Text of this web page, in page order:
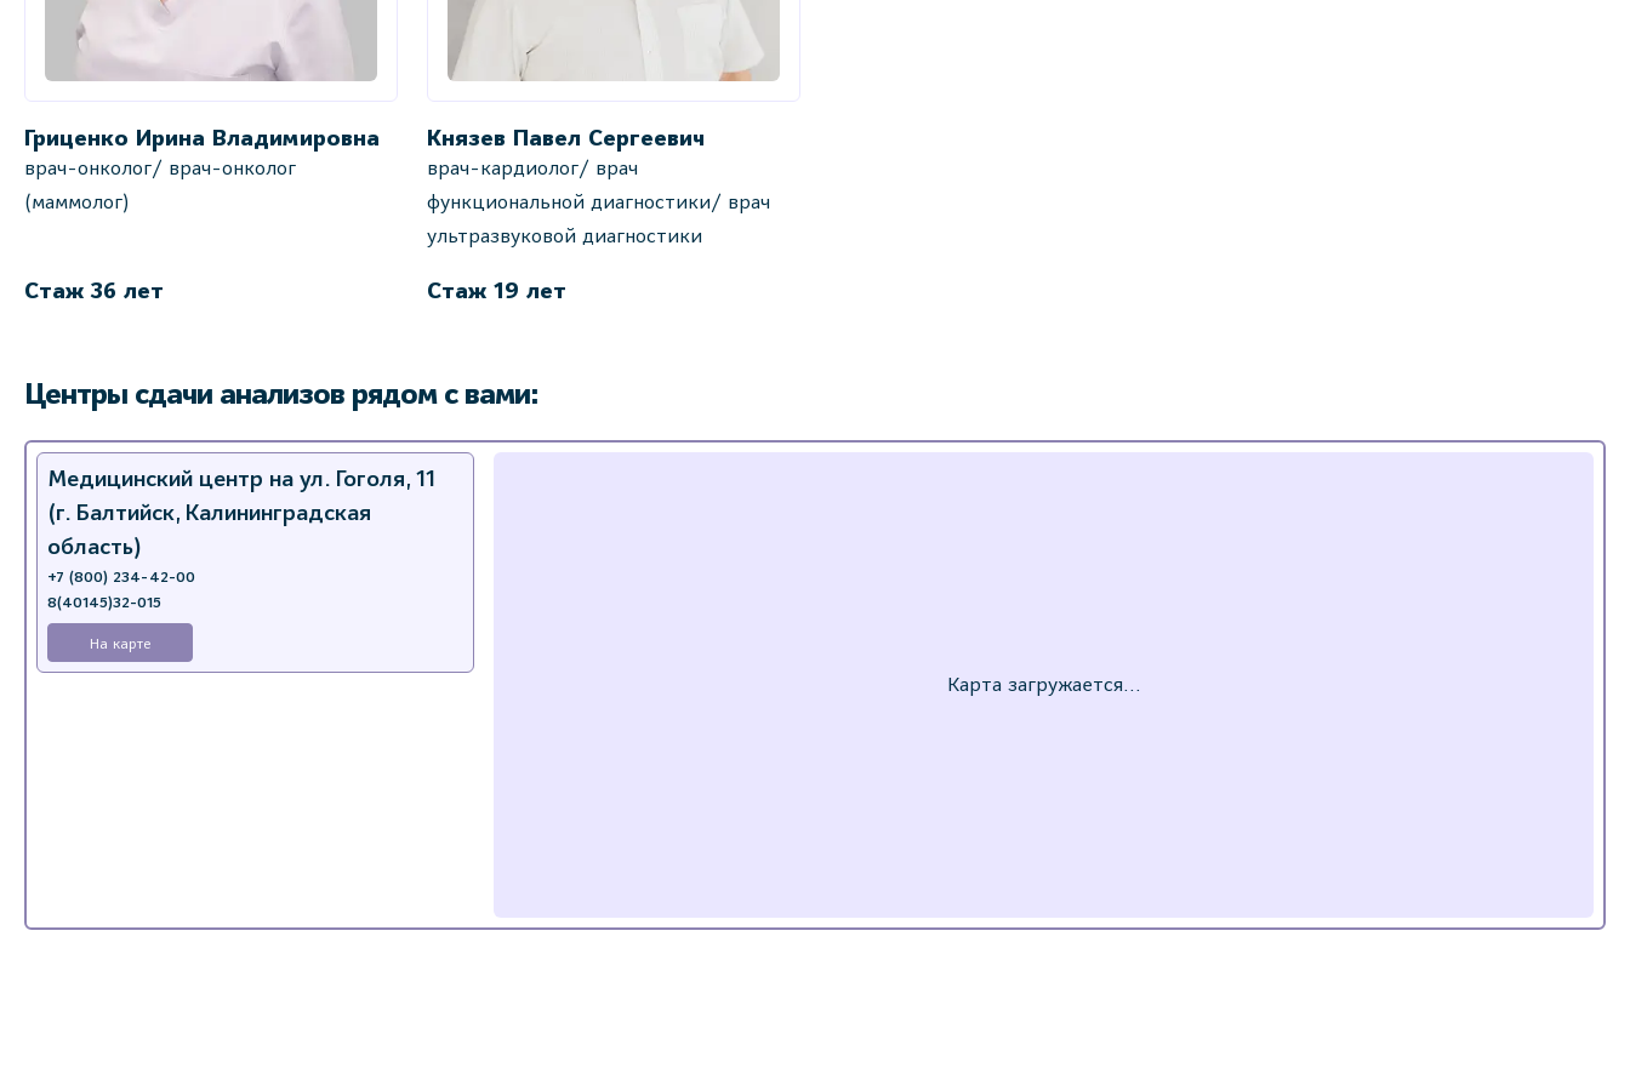
Гриценко Ирина Владимировна
врач-онколог/ врач-онколог
(маммолог)
Стаж 36 лет
Князев Павел Сергеевич
врач-кардиолог/ врач
функциональной диагностики/ врач
ультразвуковой диагностики
Стаж 19 лет
Центры сдачи анализов рядом с вами:
Медицинский центр на ул. Гоголя, 11
(г. Балтийск, Калининградская
область)
+7 (800) 234-42-00
8(40145)32-015
На карте